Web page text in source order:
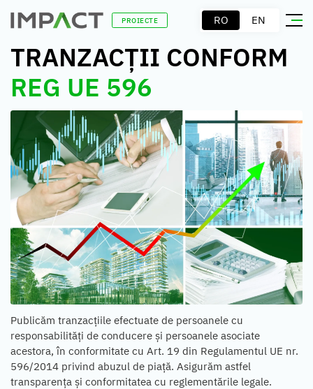
PROIECTE RO EN
TRANZACȚII CONFORM
REG UE 596
Publicăm tranzacțiile efectuate de persoanele cu
responsabilități de conducere și persoanele asociate
acestora, în conformitate cu Art. 19 din Regulamentul UE nr.
596/2014 privind abuzul de piață. Asigurăm astfel
transparența și conformitatea cu reglementările legale.